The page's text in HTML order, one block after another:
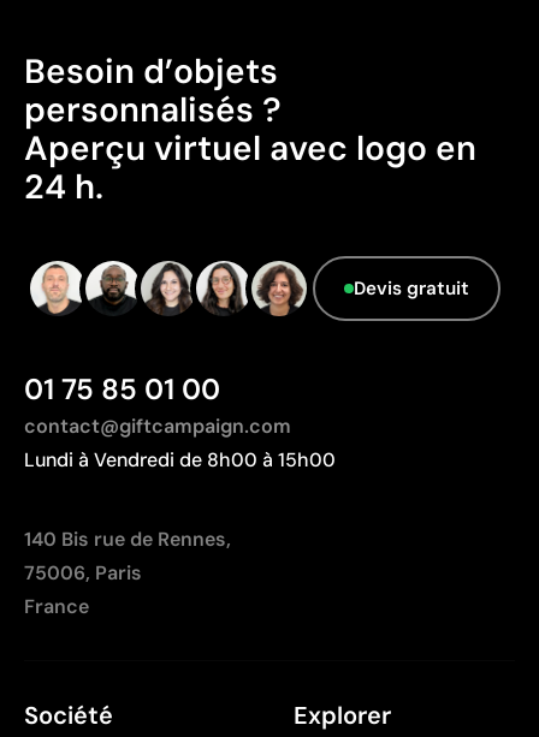
Besoin d’objets
personnalisés ?
Aperçu virtuel avec logo en
24 h.
Devis gratuit
01 75 85 01 00
contact@giftcampaign.com
Lundi à Vendredi de 8h00 à 15h00
140 Bis rue de Rennes,
75006, Paris
France
Société Explorer